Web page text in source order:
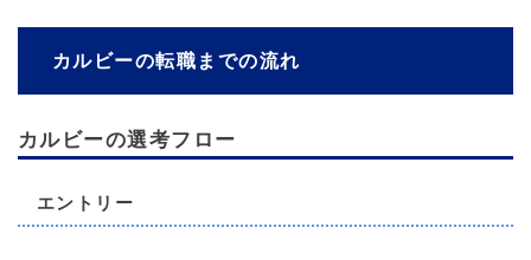
カルビーの転職までの流れ
カルビーの選考フロー
エントリー